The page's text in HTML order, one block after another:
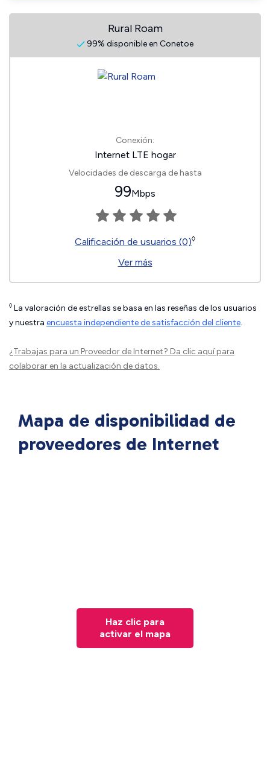
Rural Roam
99% disponible en Conetoe
Conexión:
Internet LTE hogar
Velocidades de descarga de hasta
99Mbps
Calificación de usuarios (0)◊
Ver más
◊ La valoración de estrellas se basa en las reseñas de los usuarios
y nuestra encuesta independiente de satisfacción del cliente.
¿Trabajas para un Proveedor de Internet? Da clic aquípara
colaborar en la actualización de datos.
Mapa de disponibilidad de
proveedores de Internet
Haz clic para
activar el mapa